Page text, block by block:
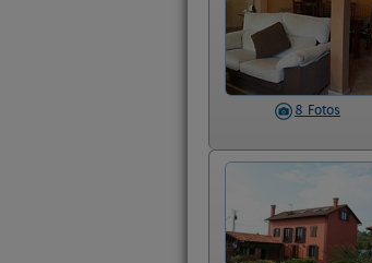
8 Fotos